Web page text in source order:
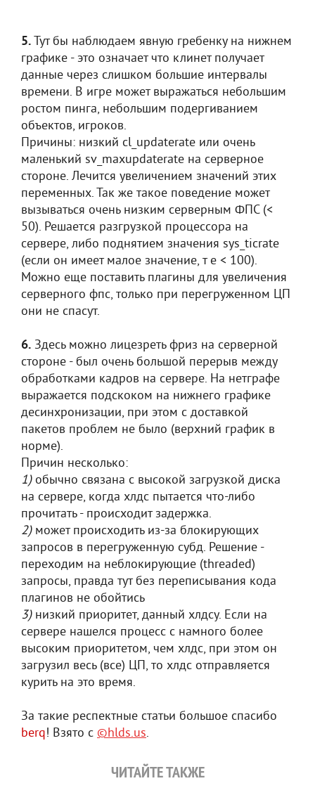
5.Тут бы наблюдаем явную гребенку на нижнем
графике - это означает что клинет получает
данные через слишком большие интервалы
времени. В игре может выражаться небольшим
ростом пинга, небольшим подергиванием
объектов, игроков.
Причины: низкий cl_updaterate или очень
маленький sv_maxupdaterate на серверное
стороне. Лечится увеличением значений этих
переменных. Так же такое поведение может
вызываться очень низким серверным ФПС (<
50). Решается разгрузкой процессора на
сервере, либо поднятием значения sys_ticrate
(если он имеет малое значение, т е < 100).
Можно еще поставить плагины для увеличения
серверного фпс, только при перегруженном ЦП
они не спасут.
6. Здесь можно лицезреть фриз на серверной
стороне - был очень большой перерыв между
обработками кадров на сервере. На нетграфе
выражается подскоком на нижнего графике
десинхронизации, при этом с доставкой
пакетов проблем не было (верхний график в
норме).
Причин несколько:
1)обычно связана с высокой загрузкой диска
на сервере, когда хлдс пытается что-либо
прочитать - происходит задержка.
2)может происходить из-за блокирующих
запросов в перегруженную субд. Решение -
переходим на неблокирующие (threaded)
запросы, правда тут без переписывания кода
плагинов не обойтись
3)низкий приоритет, данный хлдсу. Если на
сервере нашелся процесс с намного более
высоким приоритетом, чем хлдс, при этом он
загрузил весь (все) ЦП, то хлдс отправляется
курить на это время.
За такие респектные статьи большое спасибо
berq! Взято с ©hlds.us.
ЧИТАЙТЕ ТАКЖЕ